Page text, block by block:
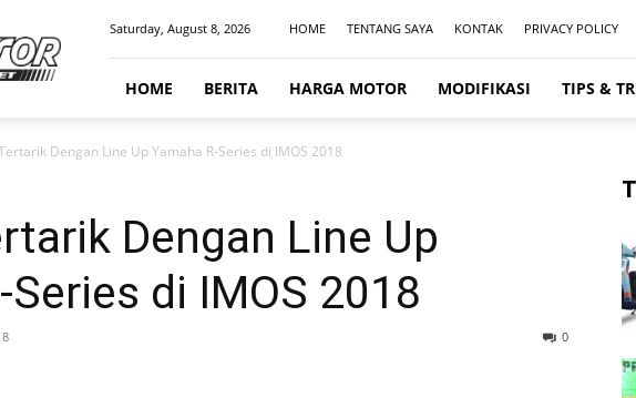
Saturday, August 8, 2026 HOME TENTANG SAYA KONTAK PRIVACY POLICY
HOME BERITA HARGA MOTOR MODIFIKASI TIPS &
Dengan Line Up Yamaha R-Series di IMOS 2018
Dengan Line Up
Series di IMOS 2018
0